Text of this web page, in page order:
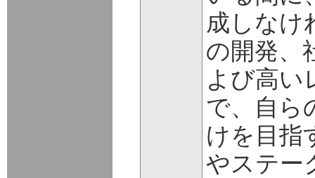
成しなけ
の開発、
よび高い
で、自ら
けを目指
やステー